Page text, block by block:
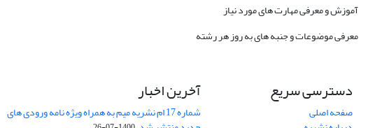
آموزش و معرفی مهارت های مورد نیاز
معرفی موضوعات و جنبه های به روز هر رشته
دسترسی سریع
صفحه اصلی
آخرین اخبار
شماره 17 ام نشریه میم به همراه ویژه نامه ورودی های